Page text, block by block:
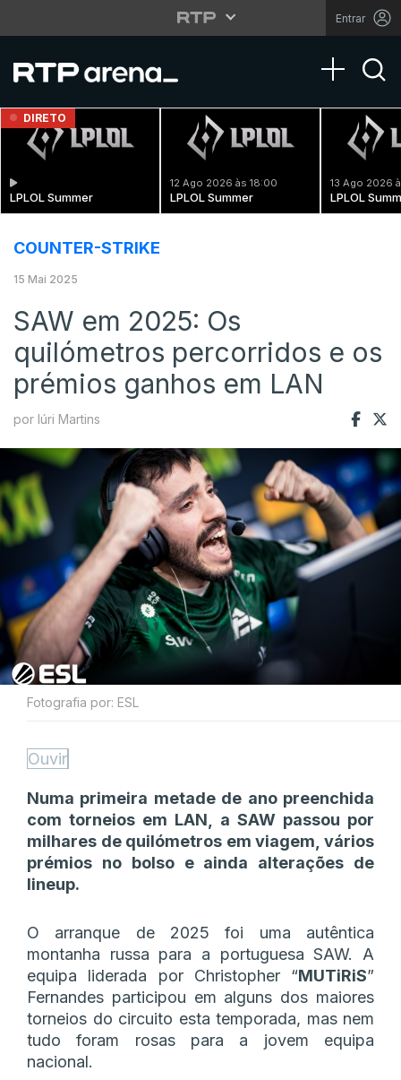
Entrar
Toggle
DIRETO
LPLOL Summer
12 Ago 2026 às 18:00
LPLOL Summer
13 Ago 2026
LPLOL
COUNTER-STRIKE
15 Mai 2025
SAW em 2025: Os
quilómetros percorridos e os
prémios ganhos em LAN
por Iúri Martins
Fotografia por: ESL
Ouvir
Numa primeira metade de ano preenchida
com torneios em LAN, a SAW passou por
milhares de quilómetros em viagem, vários
prémios no bolso e ainda alterações de
lineup.
O arranque de 2025 foi uma autêntica
montanha russa para a portuguesa SAW. A
equipa liderada por Christopher “MUTiRiS”
Fernandes participou em alguns dos maiores
torneios do circuito esta temporada, mas nem
tudo foram rosas para a jovem equipa
nacional.